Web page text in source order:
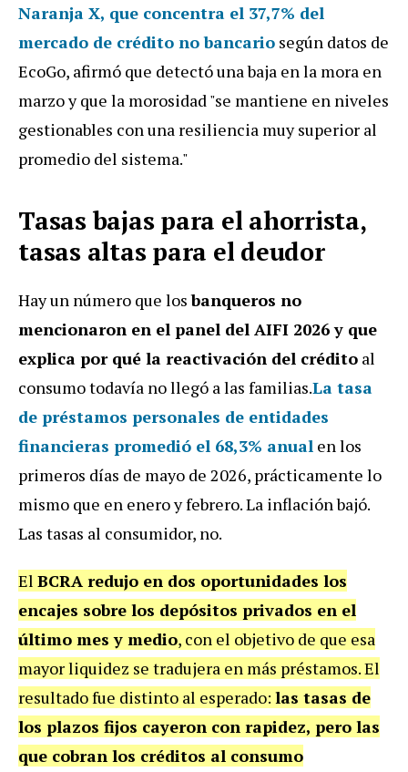
Naranja X, que concentra el 37,7% del
mercado de crédito no bancario según datos de
EcoGo, afirmó que detectó una baja en la mora en
marzo y que la morosidad "se mantiene en niveles
gestionables con una resiliencia muy superior al
promedio del sistema."
Tasas bajas para el ahorrista,
tasas altas para el deudor
Hay un número que losbanqueros no
mencionaron en el panel del AIFI 2026 y que
explica por qué la reactivación del crédito al
consumo todavía no llegó a las familias.La tasa
de préstamos personales de entidades
financieras promedió el 68,3% anual en los
primeros días de mayo de 2026, prácticamente lo
mismo que en enero y febrero. La inflación bajó.
Las tasas al consumidor, no.
El BCRA redujo en dos oportunidades los
encajes sobre los depósitos privados en el
último mes y medio, con el objetivo de que esa
mayor liquidez se tradujera en más préstamos. El
resultado fue distinto al esperado: las tasas de
los plazos fijos cayeron con rapidez, pero las
que cobran los créditos al consumo